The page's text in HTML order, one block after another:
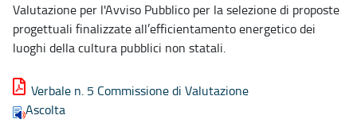
Valutazione per l'Avviso Pubblico per la selezione di proposte
progettuali finalizzate all’efficientamento energetico dei
luoghi della cultura pubblici non statali.
Verbale n. 5 Commissione di Valutazione
Ascolta